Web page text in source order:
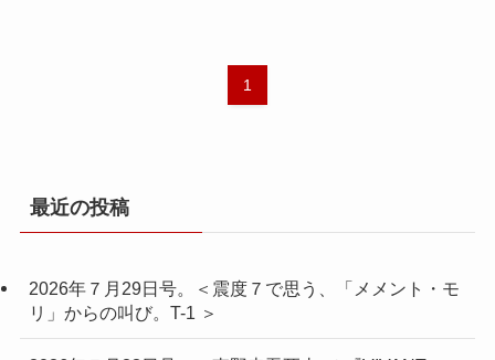
1
最近の投稿
2026年７月29日号。＜震度７で思う、「メメント・モ
リ」からの叫び。T-1 ＞